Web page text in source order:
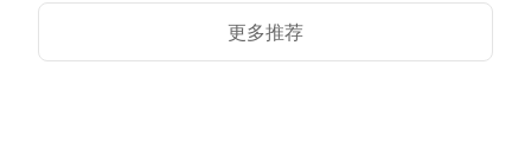
更多推荐